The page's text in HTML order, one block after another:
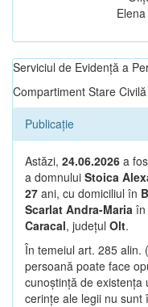
Serviciul de Evidență a
Compartiment Stare Civilă
Publicație
Astăzi, 24.06.2026 a
a domnului Stoica
27 ani, cu domiciliul în
Scarlat Andra-Maria în
Caracal, județul Olt.
În temeiul art. 285 alin.
persoană poate face
cunoștință de existența
cerințe ale legii nu sunt